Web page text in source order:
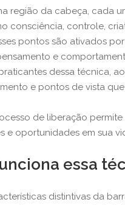
região da cabeça, cada
consciência, controle,
pontos são ativados
e
dessa técnica,
e pontos de vista
de liberação
e oportunidades em sua
essa
distintivas da